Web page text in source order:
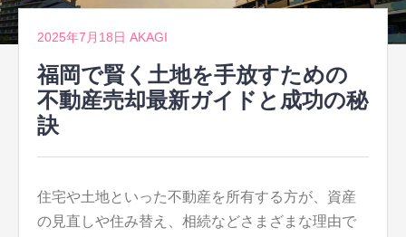
2025年7月18日 AKAGI
福岡で賢く土地を手放すための
不動産売却最新ガイドと成功の秘
訣
住宅や土地といった不動産を所有する方が、資産
の見直しや住み替え、相続などさまざまな理由で